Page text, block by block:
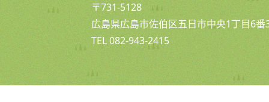
〒731-5128
広島県広島市佐伯区五日市中央1丁目6番
TEL 082-943-2415